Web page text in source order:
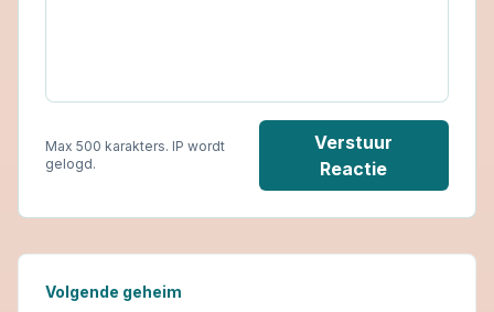
Max 500 karakters. IP wordt
gelogd.
Verstuur
Reactie
Volgende geheim